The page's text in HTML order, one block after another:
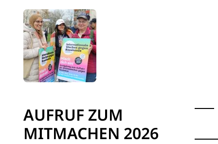
AUFRUF ZUM
MITMACHEN 2026